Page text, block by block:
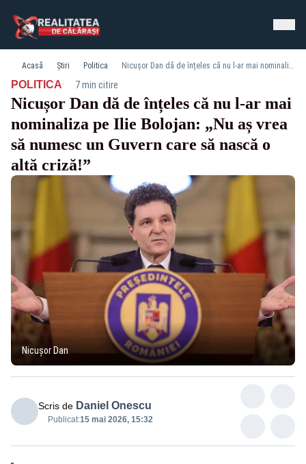
Acasă Știri Politica Nicușor Dan dă de înțeles că nu l-ar mai nominaliza pe Ilie Bolojan: „Nu aș vrea să numesc un Guvern care să nască o altă criză!”
POLITICA· 7 min citire
Nicușor Dan dă de înțeles că nu l-ar mai
nominaliza pe Ilie Bolojan: „Nu aș vrea
să numesc un Guvern care să nască o
altă criză!”
Nicușor Dan
Scris de Daniel Onescu
Publicat:15 mai 2026, 15:32